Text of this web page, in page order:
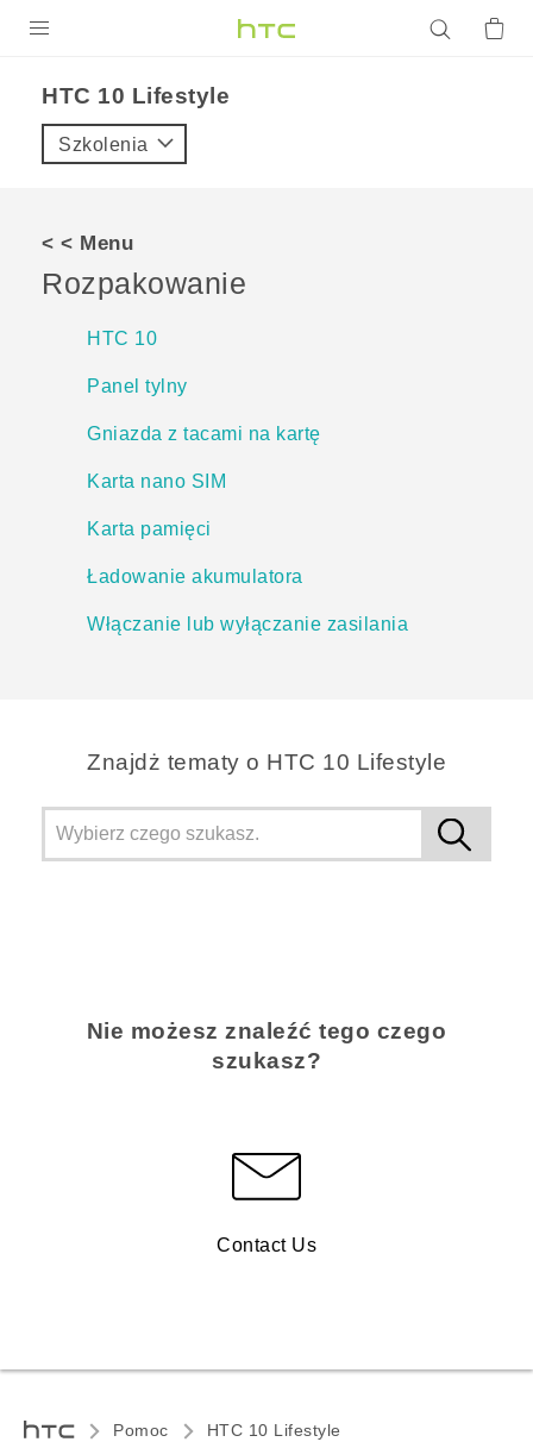
VIVE
Urządzenia i akcesoria HTC
Zaloguj się
HTC 10 Lifestyle‎
Szkolenia
< < Menu
Rozpakowanie
HTC 10
Panel tylny
Gniazda z tacami na kartę
Karta nano SIM
Karta pamięci
Ładowanie akumulatora
Włączanie lub wyłączanie zasilania
Znajdż tematy o HTC 10 Lifestyle
Nie możesz znaleźć tego czego
szukasz?
Contact Us
Pomoc HTC 10 Lifestyle‎